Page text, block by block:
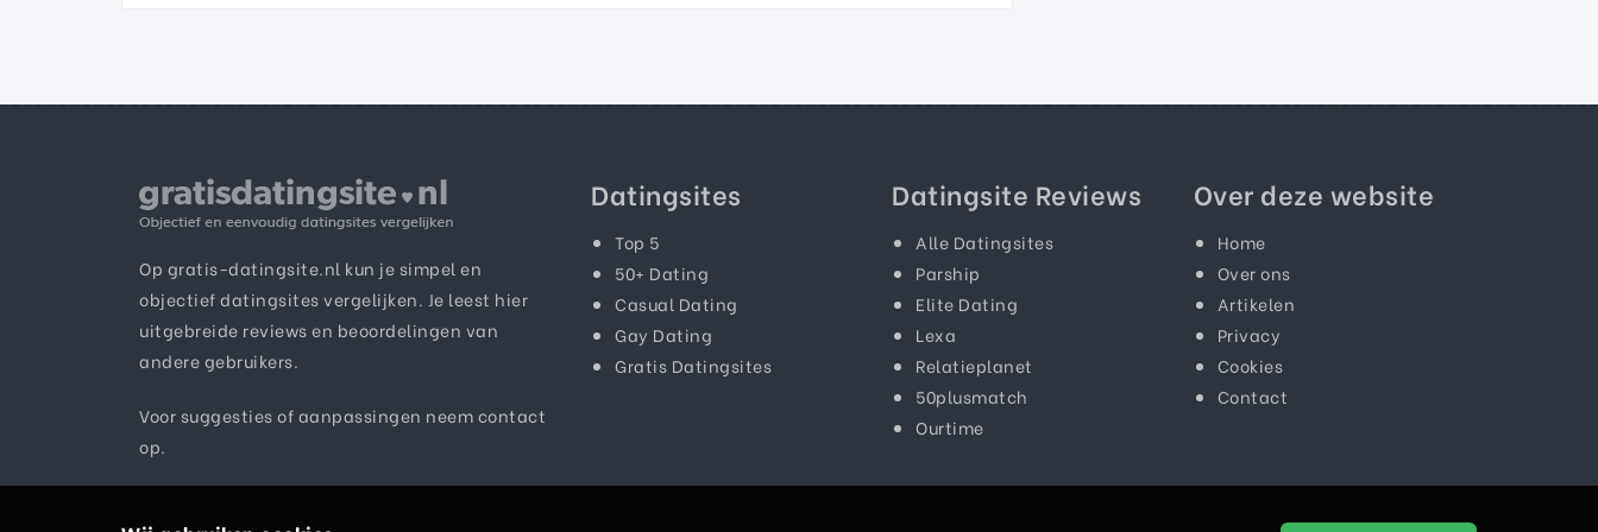
Op gratis-datingsite.nl kun je simpel en
objectief datingsites vergelijken. Je leest hier
uitgebreide reviews en beoordelingen van
andere gebruikers.
Voor suggesties of aanpassingen neemcontact
op.
Datingsites
Top 5
50+ Dating
Casual Dating
Gay Dating
Gratis Datingsites
Datingsite Reviews
Alle Datingsites
Parship
Elite Dating
Lexa
Relatieplanet
50plusmatch
Ourtime
Over deze website
Home
Over ons
Artikelen
Privacy
Cookies
Contact